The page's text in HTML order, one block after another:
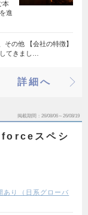
本
進
その他 【会社の特徴】
てきまし…
詳細へ
掲載期間 26/08/06～26/08/19
スペシ
あり（日系グローバ